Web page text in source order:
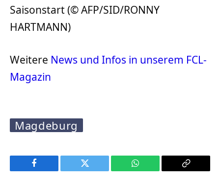
Saisonstart (© AFP/SID/RONNY
HARTMANN)
Weitere News und Infos in unserem FCL-
Magazin
Magdeburg
Facebook Twitter WhatsApp
Copy